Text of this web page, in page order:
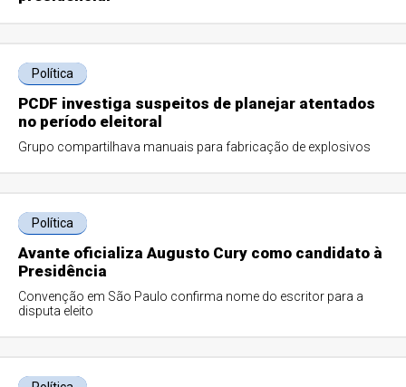
Política
PCDF investiga suspeitos de planejar atentados
no período eleitoral
Grupo compartilhava manuais para fabricação de explosivos
Política
Avante oficializa Augusto Cury como candidato à
Presidência
Convenção em São Paulo confirma nome do escritor para a
disputa eleito